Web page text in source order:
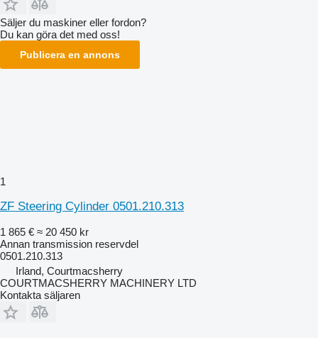
Säljer du maskiner eller fordon?
Du kan göra det med oss!
Publicera en annons
1
ZF Steering Cylinder 0501.210.313
1 865 € ≈ 20 450 kr
Annan transmission reservdel
0501.210.313
Irland, Courtmacsherry
COURTMACSHERRY MACHINERY LTD
Kontakta säljaren